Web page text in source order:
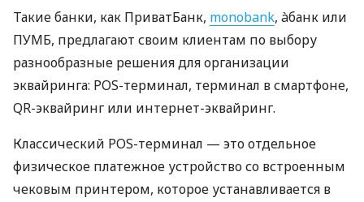
Такие банки, как ПриватБанк, monobank, àбанк или
ПУМБ, предлагают своим клиентам по выбору
разнообразные решения для организации
эквайринга: POS-терминал, терминал в смартфоне,
QR-эквайринг или интернет-эквайринг.
Классический POS-терминал — это отдельное
физическое платежное устройство со встроенным
чековым принтером, которое устанавливается в